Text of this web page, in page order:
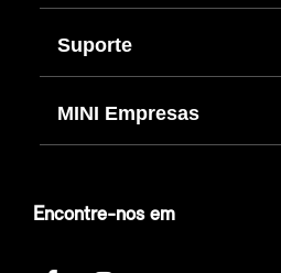
Suporte
MINI Empresas
Encontre-nos em